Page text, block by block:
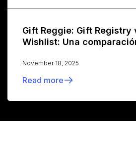
Gift Reggie: Gift Registry
Wishlist: Una
November 18, 2025
Read more